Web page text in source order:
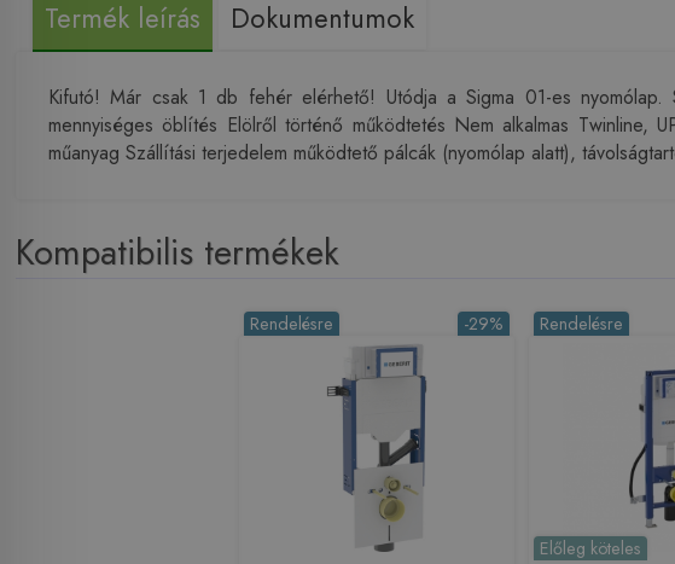
Termék leírás Dokumentumok
Kifutó! Már csak 1 db fehér elérhető! Utódja a Sigma 01-es
mennyiséges öblítés Elölről történő működtetés Nem alkalmas
műanyag Szállítási terjedelem működtető pálcák (nyomólap alatt),
Kompatibilis termékek
-29%
Rendelésre Rendelésre
Előleg köteles